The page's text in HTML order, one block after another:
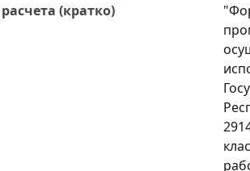
(кратко)